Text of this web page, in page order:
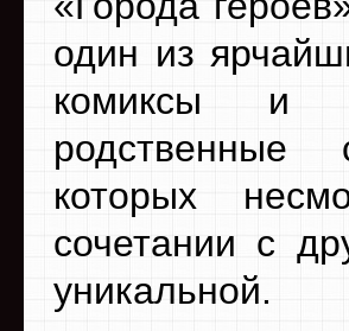
один из
комиксы и
которых
сочетании с
уникальной.